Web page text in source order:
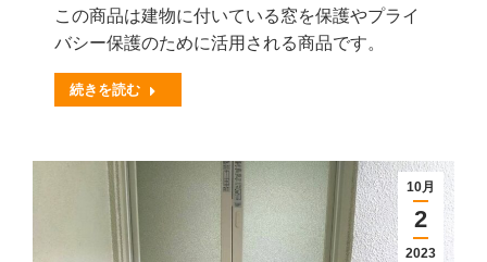
この商品は建物に付いている窓を保護やプライ
バシー保護のために活用される商品です。
続きを読む
10月
2
2023